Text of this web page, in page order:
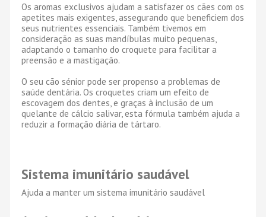
Os aromas exclusivos ajudam a satisfazer os cães com os
apetites mais exigentes, assegurando que beneficiem dos
seus nutrientes essenciais. Também tivemos em
consideração as suas mandíbulas muito pequenas,
adaptando o tamanho do croquete para facilitar a
preensão e a mastigação.
O seu cão sénior pode ser propenso a problemas de
saúde dentária. Os croquetes criam um efeito de
escovagem dos dentes, e graças à inclusão de um
quelante de cálcio salivar, esta fórmula também ajuda a
reduzir a formação diária de tártaro.
Sistema imunitário saudável
Ajuda a manter um sistema imunitário saudável